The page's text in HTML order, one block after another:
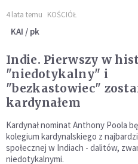
4 lata temu KOŚCIÓŁ
KAI / pk
Indie. Pierwszy w
"niedotykalny" i
"bezkastowiec"
kardynałem
Kardynał nominat Anthony Poola
kolegium kardynalskiego z
społecznej w Indiach - dalitów,
niedotykalnymi.